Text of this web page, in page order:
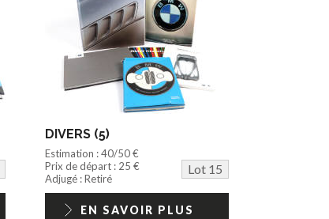
DIVERS (5)
Estimation : 40/50 €
Prix de départ : 25 €
Lot 15
Adjugé : Retiré
EN SAVOIR PLUS